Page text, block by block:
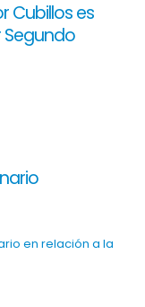
Cubillos es
Segundo